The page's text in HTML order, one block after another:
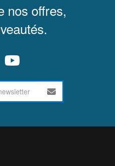
nos offres,